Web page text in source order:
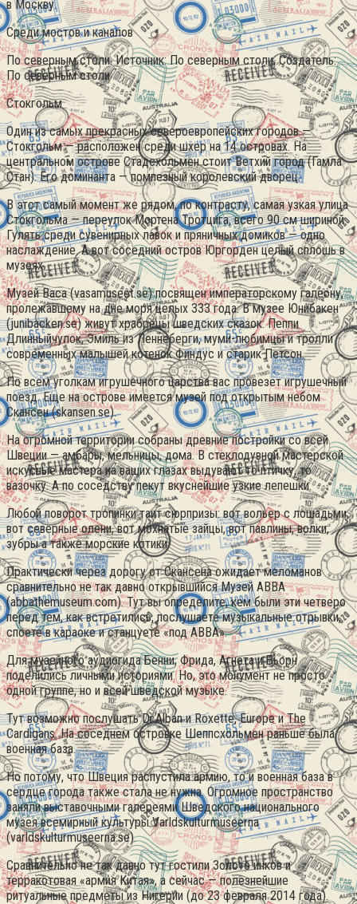
в Москву.
Среди мостов и каналов
По северным столи. Источник: По северным столи. Создатель:
По северным столи
Стокгольм
Один из самых прекрасных североевропейских городов —
Стокгольм — расположен среди шхер на 14 островах. На
центральном острове Стадсхольмен стоит Ветхий город (Гамла
Стан). Его доминанта — помпезный королевский дворец.
В этот самый момент же рядом, по контрасту, самая узкая улица
Стокгольма — переулок Мортена Тротцига, всего 90 см шириной.
Гулять среди сувенирных лавок и пряничных домиков — одно
наслаждение. А вот соседний остров Юргорден целый сплошь в
музеях.
Музей Васа (vasamuseet.se) посвящен императорскому галеону,
пролежавшему на дне моря целых 333 года. В музее Юнибакен
(junibacken.se) живут храбрецы шведских сказок: Пеппи
Длинныйчулок, Эмиль из Леннеберги, муми-любимцы и тролли
современных малышей котенок Финдус и старик Петсон.
По всем уголкам игрушечного царства вас провезет игрушечный
поезд. Еще на острове имеется музей под открытым небом
Скансен (skansen.se).
На огромной территории собраны древние постройки со всей
Швеции — амбары, мельницы, дома. В стеклодувной мастерской
искусные мастера на ваших глазах выдувают то птичку, то
вазочку. А по соседству пекут вкуснейшие узкие лепешки.
Любой поворот тропинки таит сюрпризы: вот вольер с лошадьми,
вот северные олени, вот мохнатые зайцы, вот павлины, волки,
зубры а также морские котики.
Практически через дорогу от Скансена ожидает меломанов
сравнительно не так давно открывшийся Музей ABBA
(abbathemuseum.com). Тут вы определите, кем были эти четверо
перед тем, как встретились, послушаете музыкальные отрывки,
споете в караоке и станцуете «под ABBA».
Для музейного аудиогида Бенни, Фрида, Агнета и Бьорн
поделились личными историями. Но, это монумент не просто
одной группе, но и всей шведской музыке.
Тут возможно послушать Dr.Alban и Roxette, Europe и The
Cardigans. На соседнем островке Шеппсхольмен раньше была
военная база.
Но потому, что Швеция распустила армию, то и военная база в
сердце города также стала не нужна. Огромное пространство
заняли выставочными галереями Шведского национального
музея всемирный культуры Varldskulturmuseerna
(varldskulturmuseerna.se).
Сравнительно не так давно тут гостили Золото инков и
терракотовая «армия Китая», а сейчас — полезнейшие
ритуальные предметы из Нигерии (до 23 февраля 2014 года).